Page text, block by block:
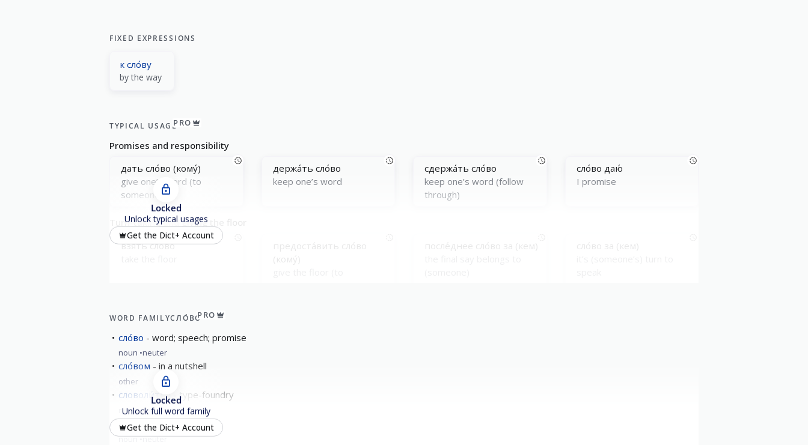
FIXED EXPRESSIONS
к сло́ву
by the way
TYPICAL USAGEPRO
Promises and responsibility
дать сло́во (кому́)
give one’s word (to
someone)
держа́ть сло́во
keep one’s word
сдержа́ть сло́во
keep one’s word (follow
through)
сло́во даю́
I promise
Turn-taking and giving the floor
взять сло́во
Explaining and summarizing
в двух слова́х
in a nutshell; briefly
Locked
Unlock typical usages
Get the Dict+ Account
WORD FAMILYСЛО́ВОPRO
сло́во word; speech; promise
noun neuter
сло́вом in a nutshell
other
словоли́тня type-foundry
noun feminine
словоблу́дие verbiage
noun neuter
Locked
Unlock full word family
Get the Dict+ Account